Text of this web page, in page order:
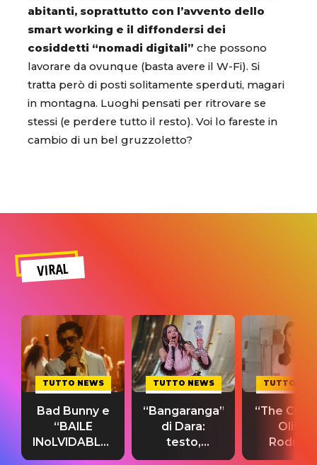
abitanti, soprattutto con l’avvento dello
smart working e il diffondersi dei
cosiddetti “nomadi digitali” che possono
lavorare da ovunque (basta avere il W-Fi). Si
tratta però di posti solitamente sperduti, magari
in montagna. Luoghi pensati per ritrovare se
stessi (e perdere tutto il resto). Voi lo fareste in
cambio di un bel gruzzoletto?
VIRAL
TUTTO NEWS
Bad Bunny e
“BAILE
INoLVIDABLE”:
testo,
TUTTO NEWS
“Bangaranga”
di Dara:
testo,
traduzione e
TUTTO
“The
Olivia
testo,